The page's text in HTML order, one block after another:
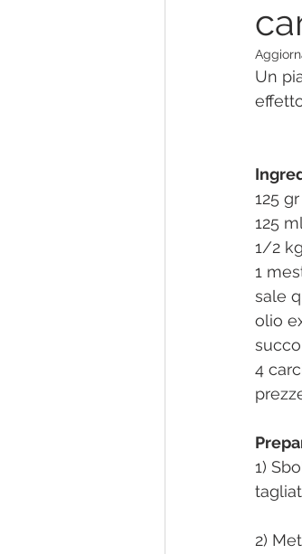
Disturbi
Un
125
125
1/2
1
sale
olio
4
1)
2)